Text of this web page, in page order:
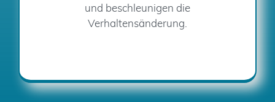
und beschleunigen die
Verhaltensänderung.